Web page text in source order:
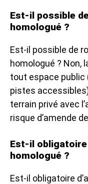
Est-il possible
homologué ?
Est-il possible de
homologué ? Non,
tout espace
pistes
terrain privé avec
risque d’amende
Est-il obligatoire
homologué ?
Est-il obligatoire